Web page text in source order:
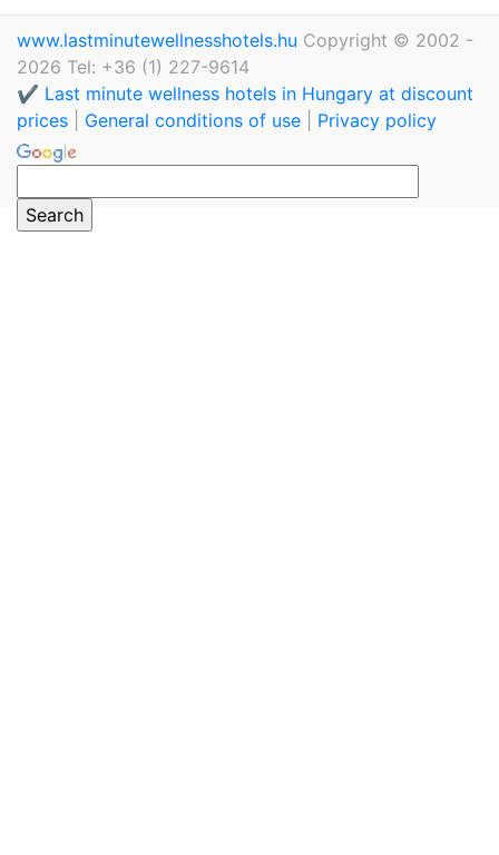
www.lastminutewellnesshotels.hu Copyright © 2002 -
2026 Tel: +36 (1) 227-9614
✔️ Last minute wellness hotels in Hungary at discount
prices
General conditions of use Privacy policy